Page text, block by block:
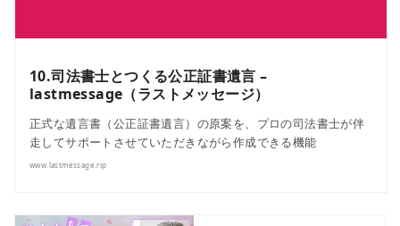
10.司法書士とつくる公正証書遺言 –
lastmessage（ラストメッセージ）
正式な遺言書（公正証書遺言）の原案を、プロの司法書士が伴
走してサポートさせていただきながら作成できる機能
www.lastmessage.rip